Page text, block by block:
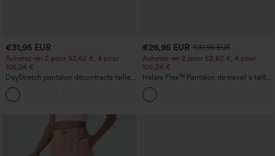
€31,95 EUR
Achetez-en 2 pour 52,62 €, 4 pour
105,24 €
DayStretch pantalon décontracté taille
haute avec poches et coupe droite
€26,95 EUR €31,95 EUR
Achetez-en 2 pour 52,62 €, 4 pour
105,24 €
Halara Flex™ Pantalon de travail à taille
haute, jambe large, avec poches, en
maille gaufrée